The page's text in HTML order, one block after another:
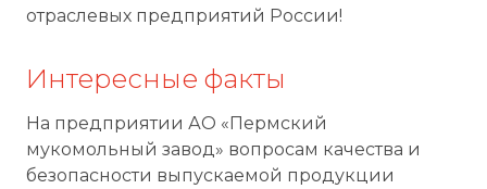
отраслевых предприятий России!
Интересные факты
На предприятии АО «Пермский
мукомольный завод» вопросам качества и
безопасности выпускаемой продукции